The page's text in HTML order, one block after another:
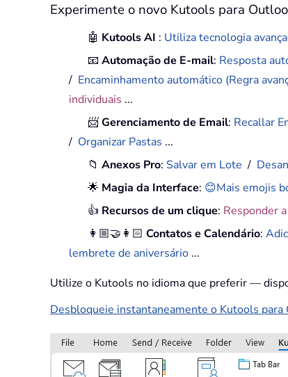
Experimente o novo Kutools para
🤖 Kutools AI : Utiliza tecnologia
📧Automação de E-mail: Resposta
/ Encaminhamento automático (Regra
individuais ...
📨Gerenciamento de Email: Recallar
/ Organizar Pastas ...
📁Anexos Pro: Salvar em Lote /
🌟 Magia da Interface: 😊Mais emojis
👍 Recursos de um clique: Responder
👩🏼‍🤝‍👩🏻Contatos e Calendário:
lembrete de aniversário ...
Utilize o Kutools no idioma que preferir —
Desbloqueie instantaneamente o Kutools para